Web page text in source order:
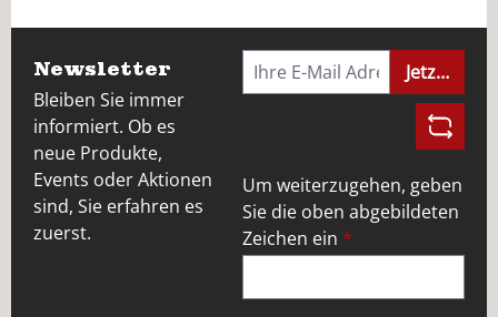
Newsletter
Bleiben Sie immer
informiert. Ob es
neue Produkte,
Events oder Aktionen
sind, Sie erfahren es
zuerst.
Jetzt
Um weiterzugehen, geben
Sie die oben abgebildeten
Zeichen ein *